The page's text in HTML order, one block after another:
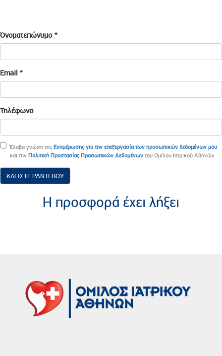
Όνοματεπώνυμο *
Email *
Τηλέφωνο
Έλαβα γνώση της Ενημέρωσης για την επεξεργασία των προσωπικών δεδομένων μου
και την Πολιτική Προστασίας Προσωπικών Δεδομένων του Ομίλου Ιατρικού Αθηνών
ΚΛΕΙΣΤΕ ΡΑΝΤΕΒΟΥ
H προσφορά έχει λήξει